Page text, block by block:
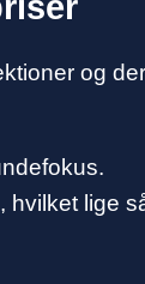
og
lige